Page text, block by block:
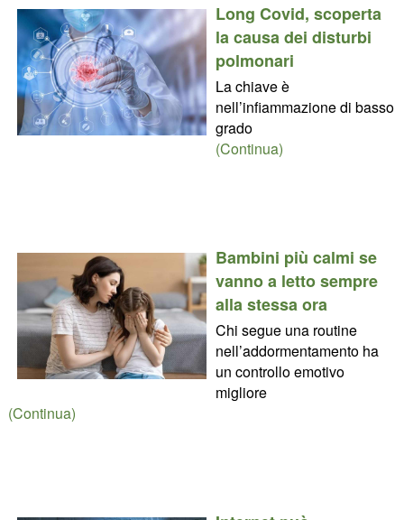
Long Covid, scoperta
la causa dei disturbi
polmonari
La chiave è
nell’infiammazione di basso
grado
(Continua)
Bambini più calmi se
vanno a letto sempre
alla stessa ora
Chi segue una routine
nell’addormentamento ha
un controllo emotivo
migliore
(Continua)